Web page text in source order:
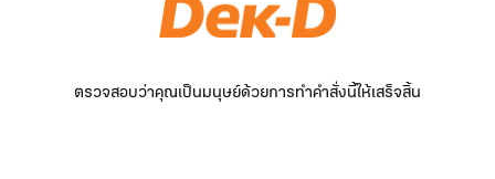
ตรวจสอบว่าคุณเป็นมนุษย์ด้วยการทำคำสั่งนี้ให้เสร็จสิ้น